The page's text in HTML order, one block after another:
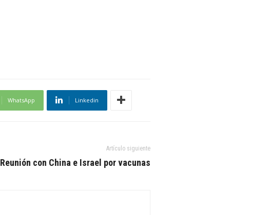
WhatsApp Linkedin
Artículo siguiente
Reunión con China e Israel por vacunas